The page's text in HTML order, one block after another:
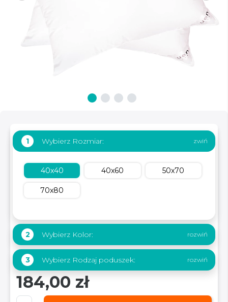
1 Wybierz Rozmiar:
40x40 40x60 50x70
70x80
2 Wybierz Kolor:
3 Wybierz Rodzaj poduszek:
184,00 zł